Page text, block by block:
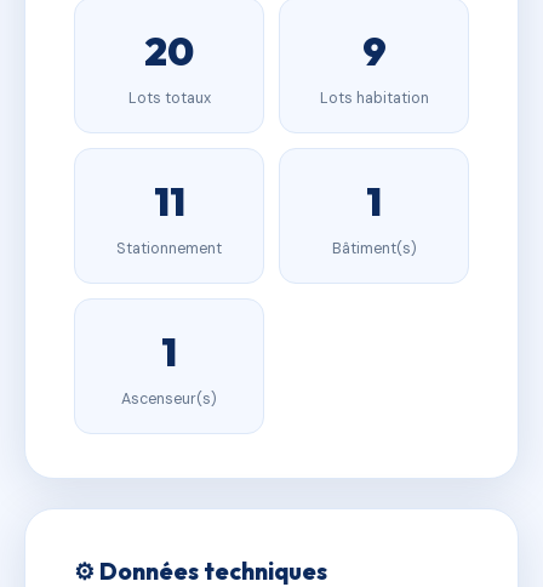
20
Lots totaux
9
Lots habitation
11
Stationnement
1
Bâtiment(s)
1
Ascenseur(s)
⚙️ Données techniques